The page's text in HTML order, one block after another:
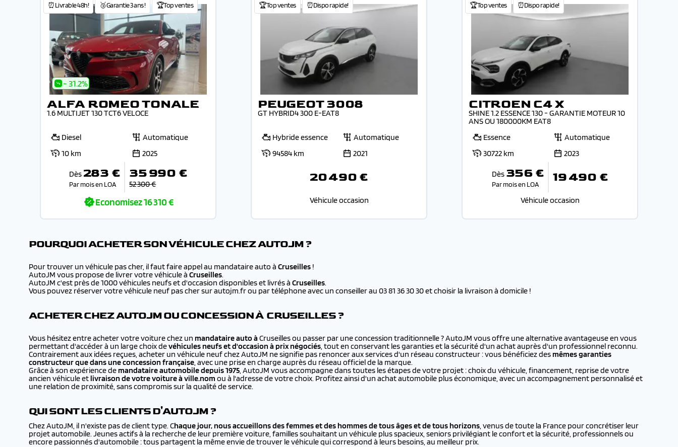
⏰Livrable 48h! 🥉Garantie 3 ans ! 🏆Top ventes
- 31.2%
ALFA ROMEO TONALE
1.6 MULTIJET 130 TCT6 VELOCE
Diesel
Automatique
10 km
2025
Dès 283 €
Par mois en LOA
35 990 €
52 300 €
Economisez16 310 €
🏆Top ventes ⏰Dispo rapide!
PEUGEOT 3008
GT HYBRID4 300 E-EAT8
Hybride essence
Automatique
94584 km
2021
20 490 €
Véhicule occasion
🏆Top ventes ⏰Dispo rapide!
CITROEN C4 X
SHINE 1.2 ESSENCE 130 - GARANTIE MOTEUR 10
ANS OU 180000KM EAT8
Essence
Automatique
30722 km
2023
Dès 356 €
Par mois en LOA 19 490 €
Véhicule occasion
POURQUOI ACHETER SON VÉHICULE CHEZ AUTOJM ?
Pour trouver un véhicule pas cher, il faut faire appel au mandataire auto à Cruseilles !
AutoJM vous propose de livrer votre véhicule à Cruseilles.
AutoJM c'est près de 1000 véhicules neufs et d'occasion disponibles et livrés à Cruseilles.
Vous pouvez réserver votre véhicule neuf pas cher sur autojm.fr ou par téléphone avec un conseiller au 03 81 36 30 30 et choisir la livraison à domicile !
ACHETER CHEZ AUTOJM OU CONCESSION À CRUSEILLES ?
Vous hésitez entre acheter votre voiture chez un mandataire auto à Cruseilles ou passer par une concession traditionnelle ? AutoJM vous offre une alternative avantageuse en vous
permettant d'accéder à un large choix devéhicules neufs et d'occasion à prix négociés, tout en conservant les garanties et la sécurité d'un achat auprès d'un professionnel reconnu.
Contrairement aux idées reçues, acheter un véhicule neuf chez AutoJM ne signifie pas renoncer aux services d'un réseau constructeur : vous bénéficiez desmêmes garanties
constructeur que dans une concession française, avec une prise en charge auprès du réseau officiel de la marque.
Grâce à son expérience demandataire automobile depuis 1975, AutoJM vous accompagne dans toutes les étapes de votre projet : choix du véhicule, financement, reprise de votre
ancien véhicule etlivraison de votre voiture à ville.nom ou à l'adresse de votre choix. Profitez ainsi d'un achat automobile plus économique, avec un accompagnement personnalisé et
une relation de proximité, sans compromis sur la qualité de service.
QUI SONT LES CLIENTS D'AUTOJM ?
Chez AutoJM, il n'existe pas de client type. Chaque jour, nous accueillons des femmes et des hommes de tous âges et de tous horizons, venus de toute la France pour concrétiser leur
projet automobile. Jeunes actifs à la recherche de leur première voiture, familles souhaitant un véhicule plus spacieux, seniors privilégiant le confort et la sécurité, professionnels ou
encore passionnés d'automobile : tous partagent la même envie de trouver le véhicule qui correspond à leurs besoins, au meilleur prix.